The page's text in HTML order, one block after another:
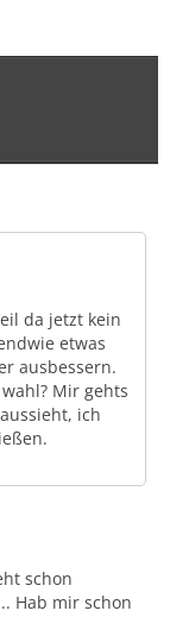
da jetzt kein
etwas
ausbessern.
Mir gehts
ich
schon
Hab mir schon